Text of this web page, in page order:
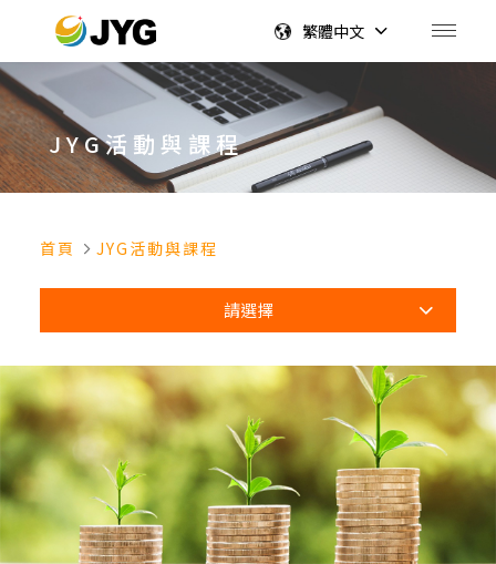
繁體中文
JYG活動與課程
首頁 JYG活動與課程
請選擇